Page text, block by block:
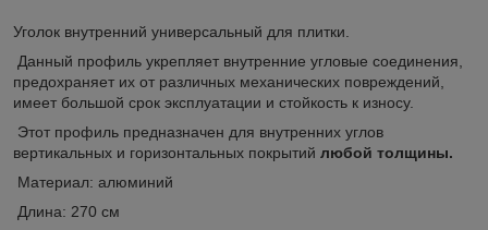
Уголок внутренний универсальный для плитки.
Данный профиль укрепляет внутренние угловые соединения,
предохраняет их от различных механических повреждений,
имеет большой срок эксплуатации и стойкость к износу.
Этот профиль предназначен для внутренних углов
вертикальных и горизонтальных покрытий любой толщины.
Материал: алюминий
Длина: 270 см